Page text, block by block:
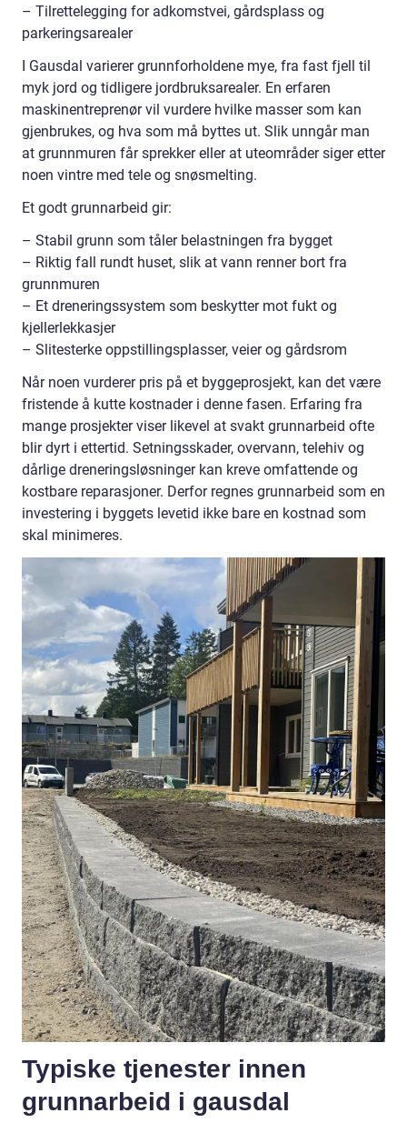
– Tilrettelegging for adkomstvei, gårdsplass og
parkeringsarealer
I Gausdal varierer grunnforholdene mye, fra fast fjell til
myk jord og tidligere jordbruksarealer. En erfaren
maskinentreprenør vil vurdere hvilke masser som kan
gjenbrukes, og hva som må byttes ut. Slik unngår man
at grunnmuren får sprekker eller at uteområder siger etter
noen vintre med tele og snøsmelting.
Et godt grunnarbeid gir:
– Stabil grunn som tåler belastningen fra bygget
– Riktig fall rundt huset, slik at vann renner bort fra
grunnmuren
– Et dreneringssystem som beskytter mot fukt og
kjellerlekkasjer
– Slitesterke oppstillingsplasser, veier og gårdsrom
Når noen vurderer pris på et byggeprosjekt, kan det være
fristende å kutte kostnader i denne fasen. Erfaring fra
mange prosjekter viser likevel at svakt grunnarbeid ofte
blir dyrt i ettertid. Setningsskader, overvann, telehiv og
dårlige dreneringsløsninger kan kreve omfattende og
kostbare reparasjoner. Derfor regnes grunnarbeid som en
investering i byggets levetid ikke bare en kostnad som
skal minimeres.
Typiske tjenester innen
grunnarbeid i gausdal